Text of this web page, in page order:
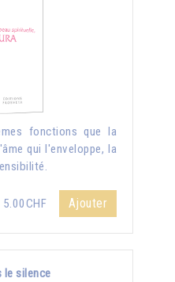
fonctions que la
qui l'enveloppe, la
5.00CHF Ajouter
le silence